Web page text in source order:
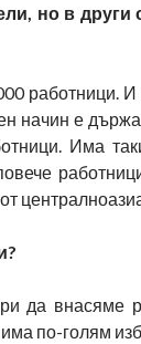
но в други
работници.
начин е
Има
да внасяме
по-голям